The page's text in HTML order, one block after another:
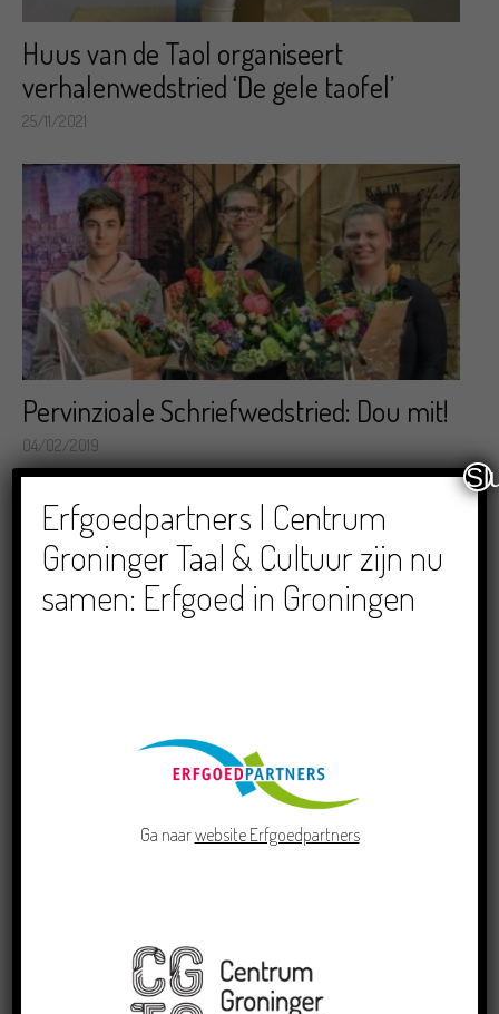
Huus van de Taol organiseert
verhalenwedstried ‘De gele taofel’
25/11/2021
Pervinzioale Schriefwedstried: Dou mit!
04/02/2019
RECENTE BERICHTEN
Doe mee aan de Pervinzioale Schriefwedstried
Erfgoedpartners | Centrum
Groninger Taal & Cultuur zijn nu
samen: Erfgoed in Groningen
Ga naarwebsite Erfgoedpartners